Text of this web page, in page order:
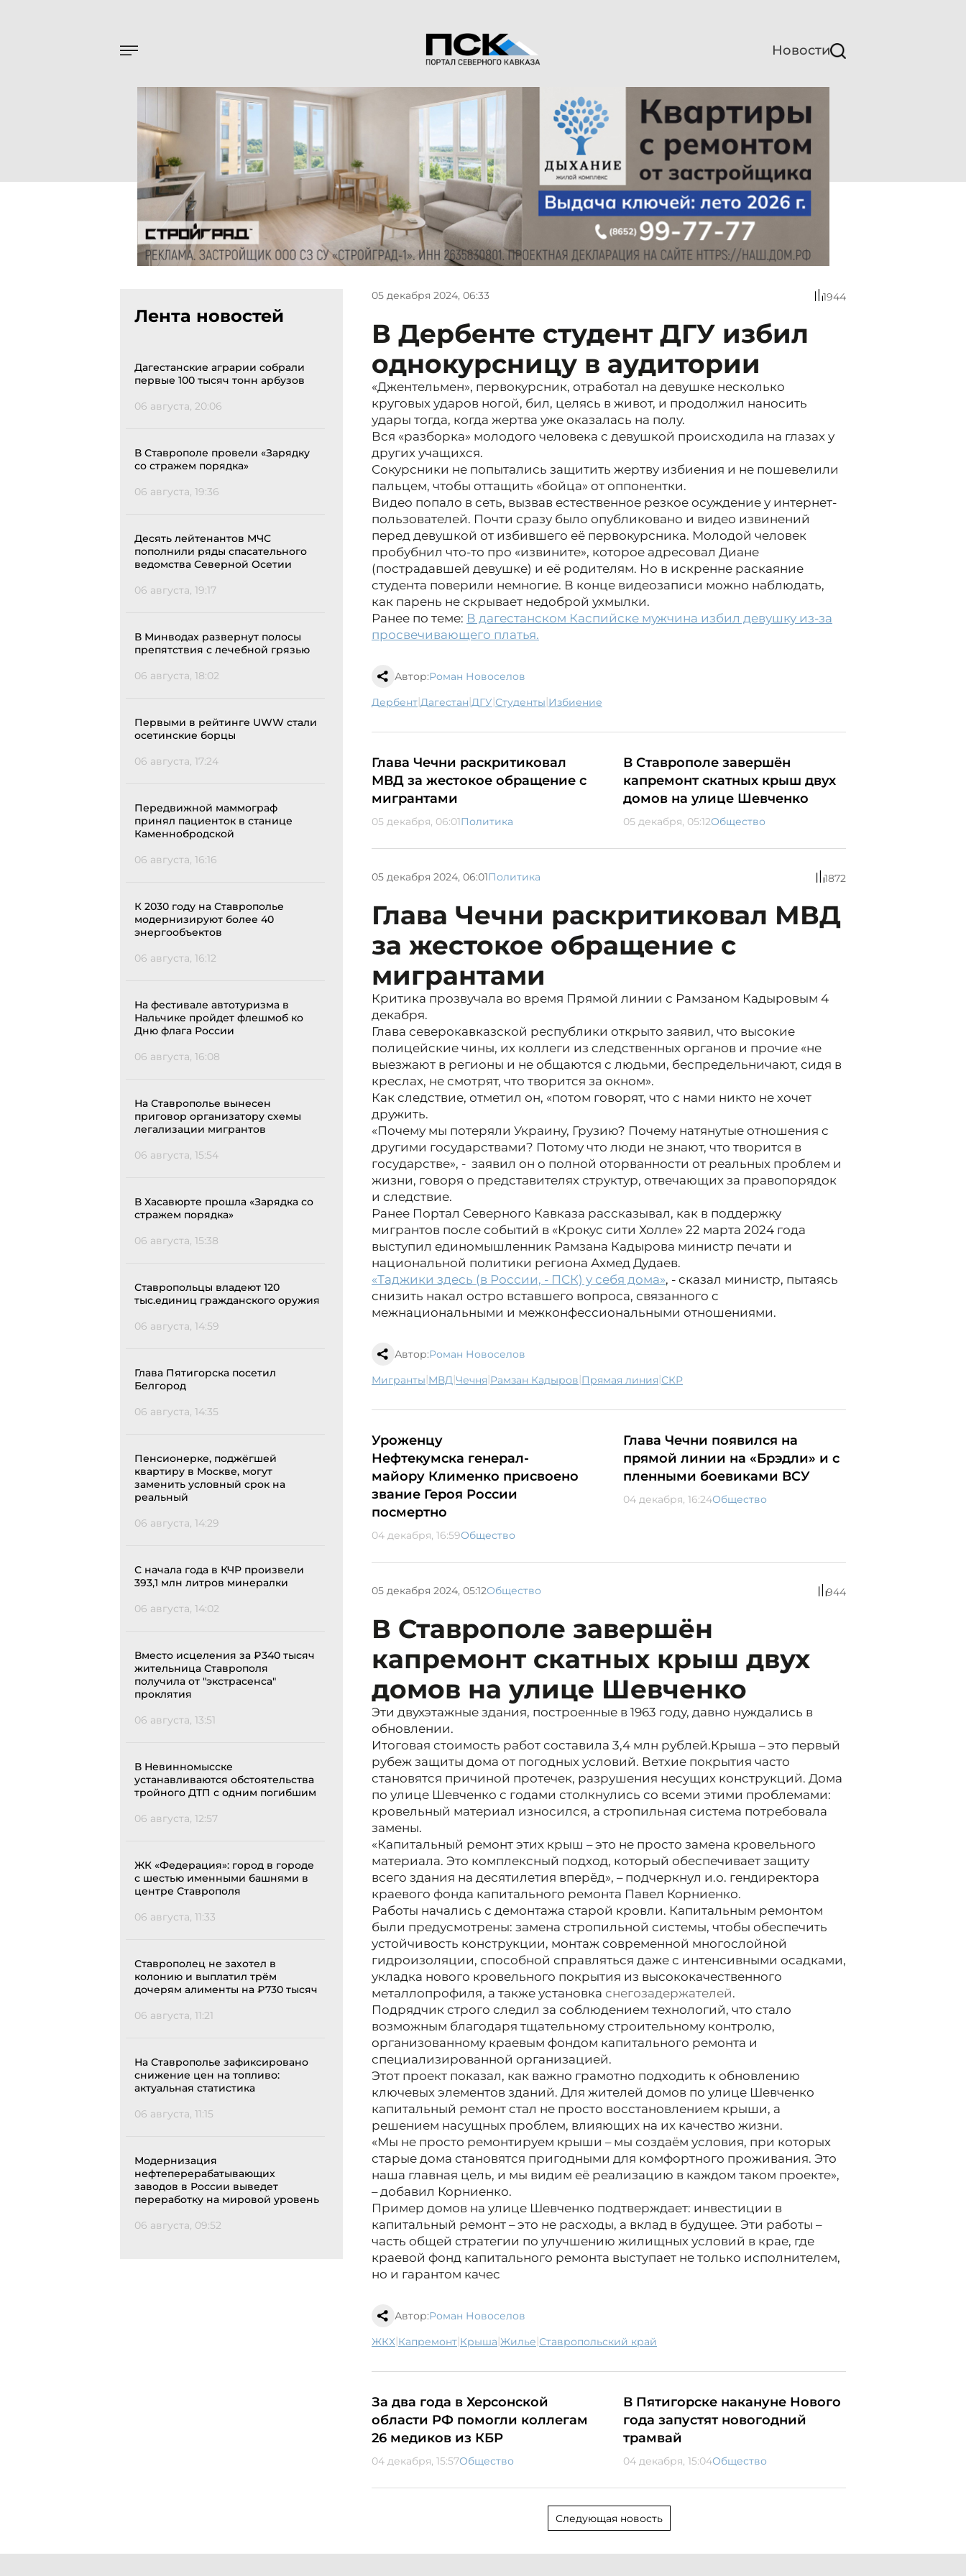
Новости
Лента новостей
Дагестанские аграрии собрали
первые 100 тысяч тонн арбузов
06 августа, 20:06
В Ставрополе провели «Зарядку
со стражем порядка»
06 августа, 19:36
Десять лейтенантов МЧС
пополнили ряды спасательного
ведомства Северной Осетии
06 августа, 19:17
В Минводах развернут полосы
препятствия с лечебной грязью
06 августа, 18:02
Первыми в рейтинге UWW стали
осетинские борцы
06 августа, 17:24
Передвижной маммограф
принял пациенток в станице
Каменнобродской
06 августа, 16:16
К 2030 году на Ставрополье
модернизируют более 40
энергообъектов
06 августа, 16:12
На фестивале автотуризма в
Нальчике пройдет флешмоб ко
Дню флага России
06 августа, 16:08
На Ставрополье вынесен
приговор организатору схемы
легализации мигрантов
06 августа, 15:54
В Хасавюрте прошла «Зарядка со
стражем порядка»
06 августа, 15:38
Ставропольцы владеют 120
тыс.единиц гражданского оружия
06 августа, 14:59
Глава Пятигорска посетил
Белгород
06 августа, 14:35
Пенсионерке, поджёгшей
квартиру в Москве, могут
заменить условный срок на
реальный
06 августа, 14:29
С начала года в КЧР произвели
393,1 млн литров минералки
06 августа, 14:02
Вместо исцеления за ₽340 тысяч
жительница Ставрополя
получила от "экстрасенса"
проклятия
06 августа, 13:51
В Невинномысске
устанавливаются обстоятельства
тройного ДТП с одним погибшим
06 августа, 12:57
ЖК «Федерация»: город в городе
с шестью именными башнями в
центре Ставрополя
06 августа, 11:33
Ставрополец не захотел в
колонию и выплатил трём
дочерям алименты на ₽730 тысяч
06 августа, 11:21
На Ставрополье зафиксировано
снижение цен на топливо:
актуальная статистика
06 августа, 11:15
Модернизация
нефтеперерабатывающих
заводов в России выведет
переработку на мировой уровень
06 августа, 09:52
05 декабря 2024, 06:33 1944
В Дербенте студент ДГУ избил
однокурсницу в аудитории
«Джентельмен», первокурсник, отработал на девушке несколько
круговых ударов ногой, бил, целясь в живот, и продолжил наносить
удары тогда, когда жертва уже оказалась на полу.
Вся «разборка» молодого человека с девушкой происходила на глазах у
других учащихся.
Сокурсники не попытались защитить жертву избиения и не пошевелили
пальцем, чтобы оттащить «бойца» от оппонентки.
Видео попало в сеть, вызвав естественное резкое осуждение у интернет-
пользователей. Почти сразу было опубликовано и видео извинений
перед девушкой от избившего её первокурсника. Молодой человек
пробубнил что-то про «извините», которое адресовал Диане
(пострадавшей девушке) и её родителям. Но в искренне раскаяние
студента поверили немногие. В конце видеозаписи можно наблюдать,
как парень не скрывает недоброй ухмылки.
Ранее по теме: В дагестанском Каспийске мужчина избил девушку из-за
просвечивающего платья.
Автор:Роман Новоселов
Дербент| Дагестан| ДГУ| студенты| избиение
Глава Чечни раскритиковал
МВД за жестокое обращение с
мигрантами
05 декабря, 06:01Политика
В Ставрополе завершён
капремонт скатных крыш двух
домов на улице Шевченко
05 декабря, 05:12Общество
05 декабря 2024, 06:01Политика 1872
Глава Чечни раскритиковал МВД
за жестокое обращение с
мигрантами
Критика прозвучала во время Прямой линии с Рамзаном Кадыровым 4
декабря.
Глава северокавказской республики открыто заявил, что высокие
полицейские чины, их коллеги из следственных органов и прочие «не
выезжают в регионы и не общаются с людьми, беспредельничают, сидя в
креслах, не смотрят, что творится за окном».
Как следствие, отметил он, «потом говорят, что с нами никто не хочет
дружить.
«Почему мы потеряли Украину, Грузию? Почему натянутые отношения с
другими государствами? Потому что люди не знают, что творится в
государстве», - заявил он о полной оторванности от реальных проблем и
жизни, говоря о представителях структур, отвечающих за правопорядок
и следствие.
Ранее Портал Северного Кавказа рассказывал, как в поддержку
мигрантов после событий в «Крокус сити Холле» 22 марта 2024 года
выступил единомышленник Рамзана Кадырова министр печати и
национальной политики региона Ахмед Дудаев.
«Таджики здесь (в России, - ПСК) у себя дома», - сказал министр, пытаясь
снизить накал остро вставшего вопроса, связанного с
межнациональными и межконфессиональными отношениями.
Автор:Роман Новоселов
мигранты| МВД| Чечня| Рамзан Кадыров| Прямая линия| СКР
Уроженцу
Нефтекумска генерал-
майору Клименко присвоено
звание Героя России
посмертно
04 декабря, 16:59Общество
Глава Чечни появился на
прямой линии на «Брэдли» и с
пленными боевиками ВСУ
04 декабря, 16:24Общество
05 декабря 2024, 05:12Общество 944
В Ставрополе завершён
капремонт скатных крыш двух
домов на улице Шевченко
Эти двухэтажные здания, построенные в 1963 году, давно нуждались в
обновлении.
Итоговая стоимость работ составила 3,4 млн рублей.Крыша – это первый
рубеж защиты дома от погодных условий. Ветхие покрытия часто
становятся причиной протечек, разрушения несущих конструкций. Дома
по улице Шевченко с годами столкнулись со всеми этими проблемами:
кровельный материал износился, а стропильная система потребовала
замены.
«Капитальный ремонт этих крыш – это не просто замена кровельного
материала. Это комплексный подход, который обеспечивает защиту
всего здания на десятилетия вперёд», – подчеркнул и.о. гендиректора
краевого фонда капитального ремонта Павел Корниенко.
Работы начались с демонтажа старой кровли. Капитальным ремонтом
были предусмотрены: замена стропильной системы, чтобы обеспечить
устойчивость конструкции, монтаж современной многослойной
гидроизоляции, способной справляться даже с интенсивными осадками,
укладка нового кровельного покрытия из высококачественного
металлопрофиля, а также установка снегозадержателей.
Подрядчик строго следил за соблюдением технологий, что стало
возможным благодаря тщательному строительному контролю,
организованному краевым фондом капитального ремонта и
специализированной организацией.
Этот проект показал, как важно грамотно подходить к обновлению
ключевых элементов зданий. Для жителей домов по улице Шевченко
капитальный ремонт стал не просто восстановлением крыши, а
решением насущных проблем, влияющих на их качество жизни.
«Мы не просто ремонтируем крыши – мы создаём условия, при которых
старые дома становятся пригодными для комфортного проживания. Это
наша главная цель, и мы видим её реализацию в каждом таком проекте»,
– добавил Корниенко.
Пример домов на улице Шевченко подтверждает: инвестиции в
капитальный ремонт – это не расходы, а вклад в будущее. Эти работы –
часть общей стратегии по улучшению жилищных условий в крае, где
краевой фонд капитального ремонта выступает не только исполнителем,
но и гарантом качес
Автор:Роман Новоселов
ЖКХ| капремонт| крыша| жилье| Ставропольский край
За два года в Херсонской
области РФ помогли коллегам
26 медиков из КБР
04 декабря, 15:57Общество
В Пятигорске накануне Нового
года запустят новогодний
трамвай
04 декабря, 15:04Общество
Следующая новость